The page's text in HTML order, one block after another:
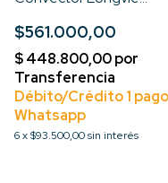
Color Grafito
$561.000,00
6x$93.500,00sin interés